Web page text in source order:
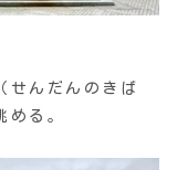
せんだんのきば
める。